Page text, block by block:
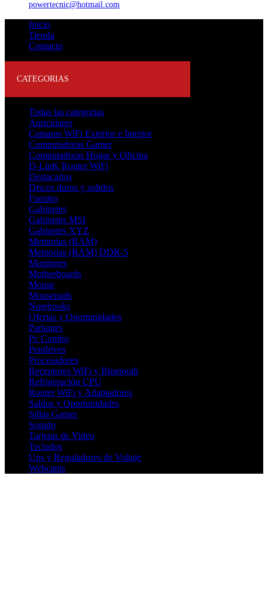
powertecnic@hotmail.com
Inicio
Tienda
Contacto
CATEGORIAS
Todas las categorias
Auriculares
Camaras WiFi Exterior e Interior
Computadoras Gamer
Computadoras Hogar y Oficina
D-LinK Router WiFi
Destacados
Discos duros y solidos
Fuentes
Gabinetes
Gabinetes MSI
Gabinetes XYZ
Memorias (RAM)
Memorias (RAM) DDR-5
Monitores
Motherboards
Mouse
Mousepads
Notebooks
Ofertas y Oportunidades
Parlantes
Pc Combo
Pendrives
Procesadores
Receptores WiFi y Bluetooth
Refrigeración CPU
Router WiFi y Adaptadores
Saldos y Oportunidades
Sillas Gamer
Sonido
Tarjetas de Video
Teclados
Ups y Reguladores de Voltaje
Webcams